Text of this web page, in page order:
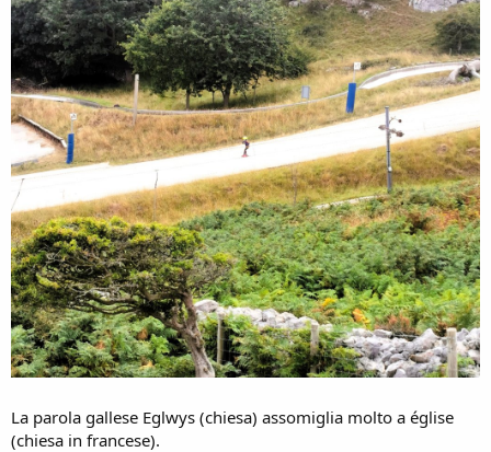
La parola gallese Eglwys (chiesa) assomiglia molto a église
(chiesa in francese).